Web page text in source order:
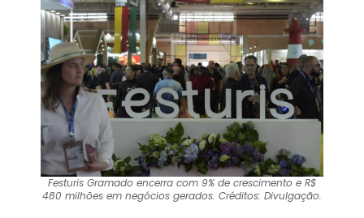
Festuris Gramado encerra com 9% de crescimento e R$
480 milhões em negócios gerados. Créditos: Divulgação.